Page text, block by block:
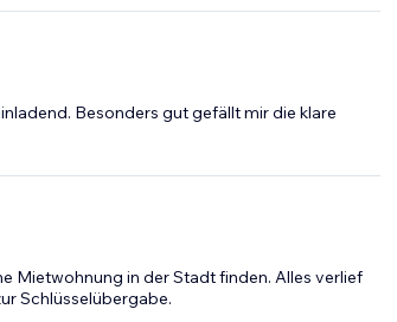
Besonders gut gefällt mir die klare
Mietwohnung in der Stadt finden. Alles verlief
Schlüsselübergabe.